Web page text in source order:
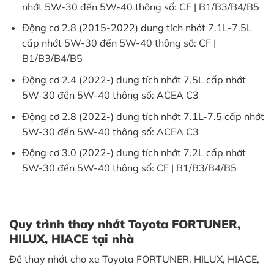
nhớt 5W-30 đến 5W-40 thông số: CF | B1/B3/B4/B5
Động cơ 2.8 (2015-2022) dung tích nhớt 7.1L-7.5L
cấp nhớt 5W-30 đến 5W-40 thông số: CF |
B1/B3/B4/B5
Động cơ 2.4 (2022-) dung tích nhớt 7.5L cấp nhớt
5W-30 đến 5W-40 thông số: ACEA C3
Động cơ 2.8 (2022-) dung tích nhớt 7.1L-7.5 cấp nhớt
5W-30 đến 5W-40 thông số: ACEA C3
Động cơ 3.0 (2022-) dung tích nhớt 7.2L cấp nhớt
5W-30 đến 5W-40 thông số: CF | B1/B3/B4/B5
Quy trình thay nhớt Toyota FORTUNER,
HILUX, HIACE tại nhà
Để thay nhớt cho xe Toyota FORTUNER, HILUX, HIACE,